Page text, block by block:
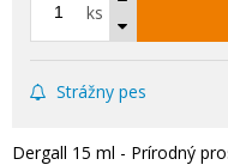
ks
Strážny pes
Dergall 15 ml - Prírodný